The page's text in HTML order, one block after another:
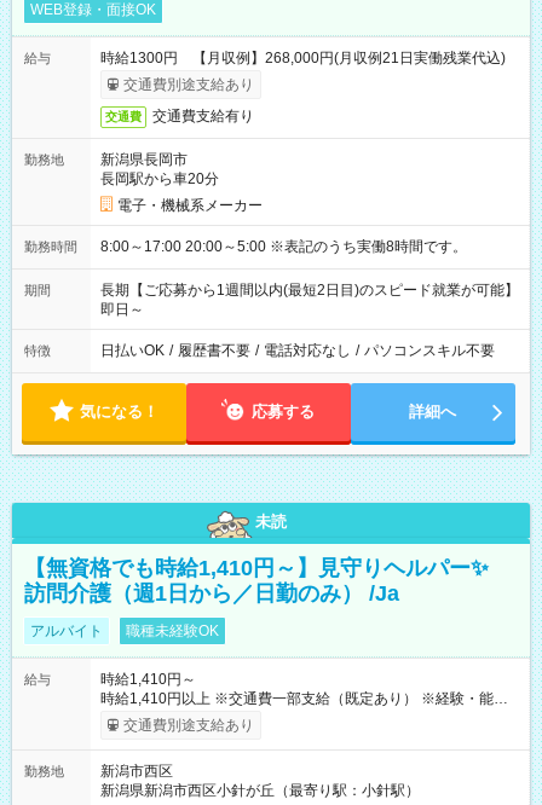
WEB登録・面接OK
給与
時給1300円 【月収例】268,000円(月収例21日実働残業代込)
交通費別途支給あり
交通費 交通費支給有り
勤務地
新潟県長岡市
長岡駅から車20分
電子・機械系メーカー
勤務時間 8:00～17:00 20:00～5:00 ※表記のうち実働8時間です。
期間
長期【ご応募から1週間以内(最短2日目)のスピード就業が可能】
即日～
特徴 日払いOK / 履歴書不要 / 電話対応なし / パソコンスキル不要
気になる！ 応募する 詳細へ
未読
【無資格でも時給1,410円～】見守りヘルパー✨
訪問介護（週1日から／日勤のみ） /Ja
アルバイト 職種未経験OK
給与
時給1,410円～
時給1,410円以上 ※交通費一部支給（既定あり） ※経験・能力を
考慮して決定します 【収入例】 週1回勤務の場合：1,410円×8時
間×4回=4万5,120円 週3回勤務の場合：1,410円×8時間×12回
5,600円 【試用期間】試用期間あり 試用期間の長さ：2ヶ月
※ 雇用形態と給与に、本採用時と異なる部分があります。 雇用
交通費別途支給あり
勤務地
新潟市西区
新潟県新潟市西区小針が丘（最寄り駅：小針駅）